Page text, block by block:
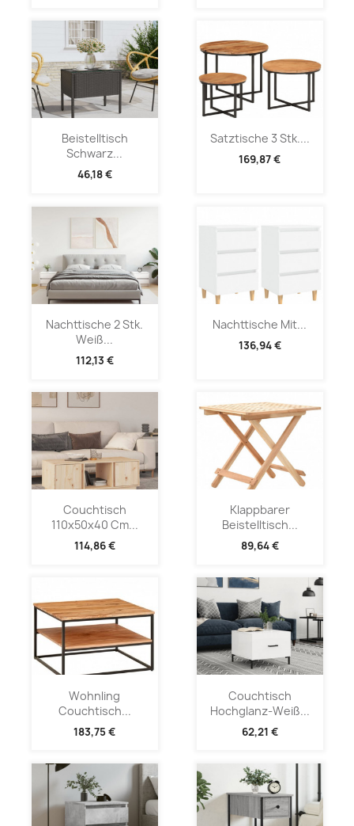
Beistelltisch
Schwarz...
46,18 €
Satztische 3 Stk....
169,87 €
Nachttische 2 Stk.
Weiß...
112,13 €
Nachttische Mit...
136,94 €
Couchtisch
110x50x40 Cm...
114,86 €
Klappbarer
Beistelltisch...
89,64 €
Wohnling
Couchtisch...
183,75 €
Couchtisch
Hochglanz-Weiß...
62,21 €